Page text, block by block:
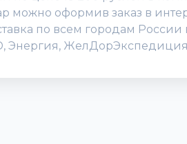
оформив заказ в
по всем городам
Энергия,